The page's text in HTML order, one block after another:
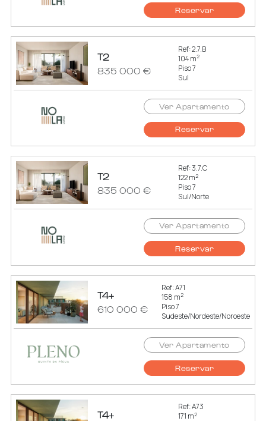
Reservar
T2
835 000 €
Ref: 2.7.B
104 m2
Piso 7
Sul
Ver Apartamento
Reservar
T2
835 000 €
Ref: 3.7.C
122 m2
Piso 7
Sul/Norte
Ver Apartamento
Reservar
T4+
610 000 €
Ref: A71
158 m2
Piso 7
Sudeste/Nordeste/Noroeste
Ver Apartamento
Reservar
T4+
Ref: A73
171 m2